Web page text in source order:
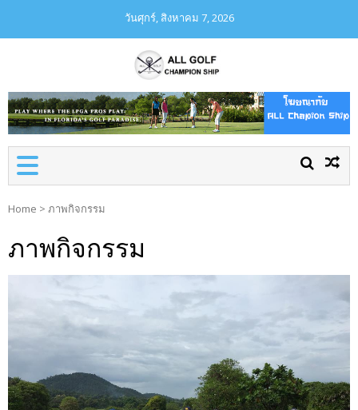
วันศุกร์, สิงหาคม 7, 2026
Home > ภาพกิจกรรม
ภาพกิจกรรม